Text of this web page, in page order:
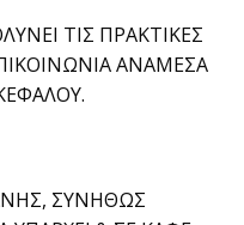
ΤΙΣ ΠΡΑΚΤΙΚΕΣ
ΑΝΑΜΕΣΑ
ΣΥΝΗΘΩΣ